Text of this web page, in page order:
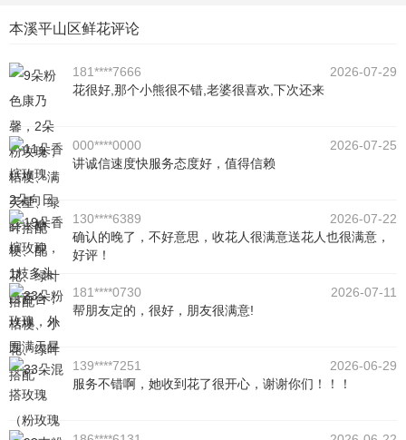
本溪平山区鲜花评论
181****7666
2026-07-29
花很好,那个小熊很不错,老婆很喜欢,下次还来
000****0000
2026-07-25
讲诚信速度快服务态度好，值得信赖
130****6389
2026-07-22
确认的晚了，不好意思，收花人很满意送花人也很满意，
好评！
181****0730
2026-07-11
帮朋友定的，很好，朋友很满意!
139****7251
2026-06-29
服务不错啊，她收到花了很开心，谢谢你们！！！